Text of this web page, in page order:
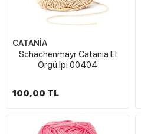
CATANİA
Schachenmayr Catania El
Örgü İpi 00404
100,00 TL